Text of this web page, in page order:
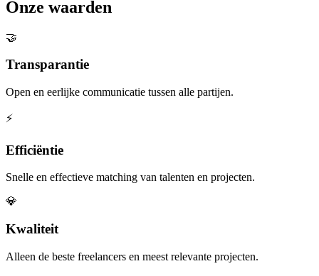
Onze waarden
🤝
Transparantie
Open en eerlijke communicatie tussen alle partijen.
⚡
Efficiëntie
Snelle en effectieve matching van talenten en projecten.
💎
Kwaliteit
Alleen de beste freelancers en meest relevante projecten.